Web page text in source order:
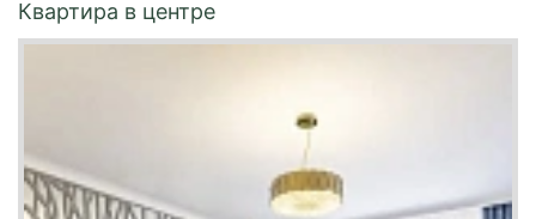
Квартира в центре